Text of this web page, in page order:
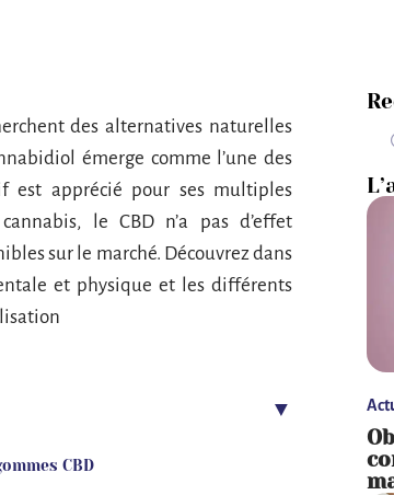
des alternatives naturelles
émerge comme l’une des
est apprécié pour ses multiples
le CBD n’a pas d’effet
sur le marché. Découvrez dans
et physique et les différents
CBD